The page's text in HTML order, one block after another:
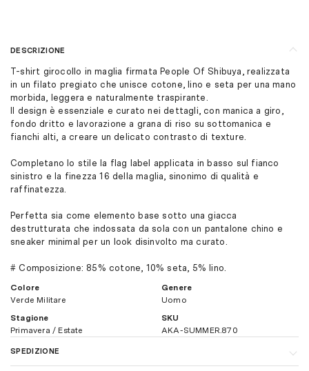
DESCRIZIONE
T-shirt girocollo in maglia firmata People Of Shibuya, realizzata
in un filato pregiato che unisce cotone, lino e seta per una mano
morbida, leggera e naturalmente traspirante.
Il design è essenziale e curato nei dettagli, con manica a giro,
fondo dritto e lavorazione a grana di riso su sottomanica e
fianchi alti, a creare un delicato contrasto di texture.
Completano lo stile la flag label applicata in basso sul fianco
sinistro e la finezza 16 della maglia, sinonimo di qualità e
raffinatezza.
Perfetta sia come elemento base sotto una giacca
destrutturata che indossata da sola con un pantalone chino e
sneaker minimal per un look disinvolto ma curato.
# Composizione: 85% cotone, 10% seta, 5% lino.
Colore
Verde Militare
Genere
Uomo
Stagione
Primavera / Estate
SKU
AKA-SUMMER.870
SPEDIZIONE